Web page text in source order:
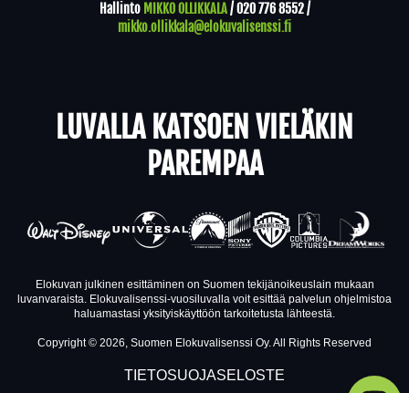
Hallinto MIKKO OLLIKKALA/020 776 8552/
mikko.ollikkala@elokuvalisenssi.fi
LUVALLA KATSOEN VIELÄKIN
PAREMPAA
Elokuvan julkinen esittäminen on Suomen tekijänoikeuslain mukaan
luvanvaraista. Elokuvalisenssi-vuosiluvalla voit esittää palvelun ohjelmistoa
haluamastasi yksityiskäyttöön tarkoitetusta lähteestä.
Copyright © 2026, Suomen Elokuvalisenssi Oy. All Rights Reserved
TIETOSUOJASELOSTE